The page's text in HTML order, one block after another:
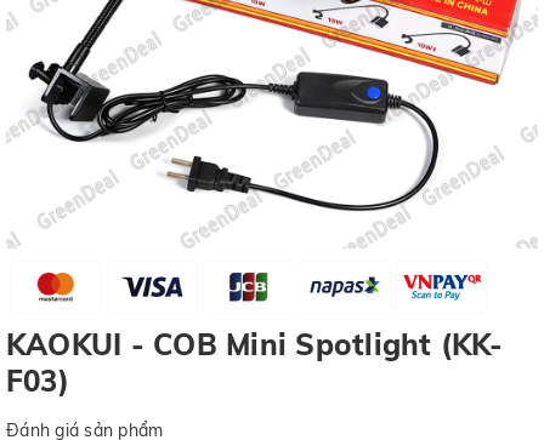
KAOKUI - COB Mini Spotlight (KK-
F03)
Đánh giá sản phẩm